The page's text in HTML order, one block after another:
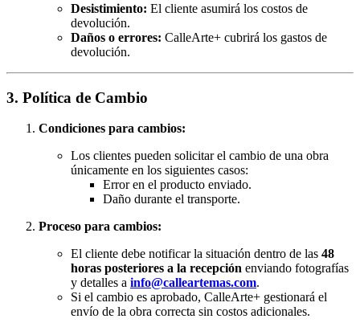
Desistimiento: El cliente asumirá los costos de
devolución.
Daños o errores: CalleArte+ cubrirá los gastos de
devolución.
3. Política de Cambio
Condiciones para cambios:
Los clientes pueden solicitar el cambio de una obra
únicamente en los siguientes casos:
Error en el producto enviado.
Daño durante el transporte.
Proceso para cambios:
El cliente debe notificar la situación dentro de las 48
horas posteriores a la recepción enviando fotografías
y detalles a info@calleartemas.com.
Si el cambio es aprobado, CalleArte+ gestionará el
envío de la obra correcta sin costos adicionales.